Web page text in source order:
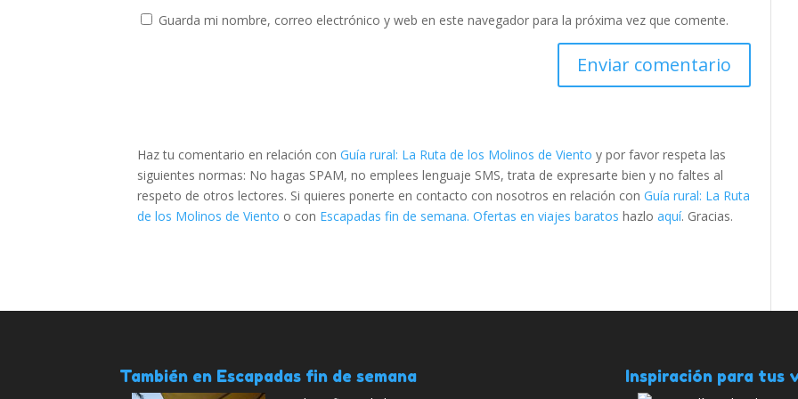
Guarda mi nombre, correo electrónico y web en este navegador para la próxima vez que comente.
Haz tu comentario en relación conGuía rural: La Ruta de los Molinos de Viento y por favor respeta las
siguientes normas: No hagas SPAM, no emplees lenguaje SMS, trata de expresarte bien y no faltes al
respeto de otros lectores. Si quieres ponerte en contacto con nosotros en relación conGuía rural: La Ruta
de los Molinos de Viento o con Escapadas fin de semana. Ofertas en viajes baratos hazloaquí. Gracias.
También en Escapadas fin de semana Inspiración para tus